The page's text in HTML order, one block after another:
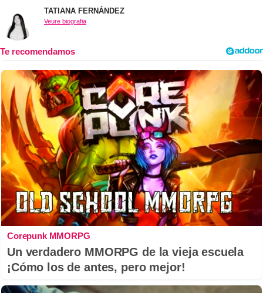
TATIANA FERNÁNDEZ
Veure biografia
Corepunk MMORPG
Un verdadero MMORPG de la vieja escuela
¡Cómo los de antes, pero mejor!